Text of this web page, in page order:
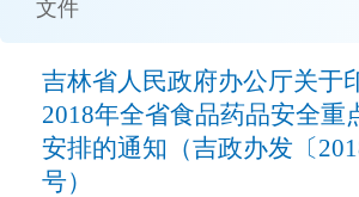
文件
吉林省人民政府办公厅关于
2018年全省食品药品安全重
安排的通知（吉政办发〔
号）